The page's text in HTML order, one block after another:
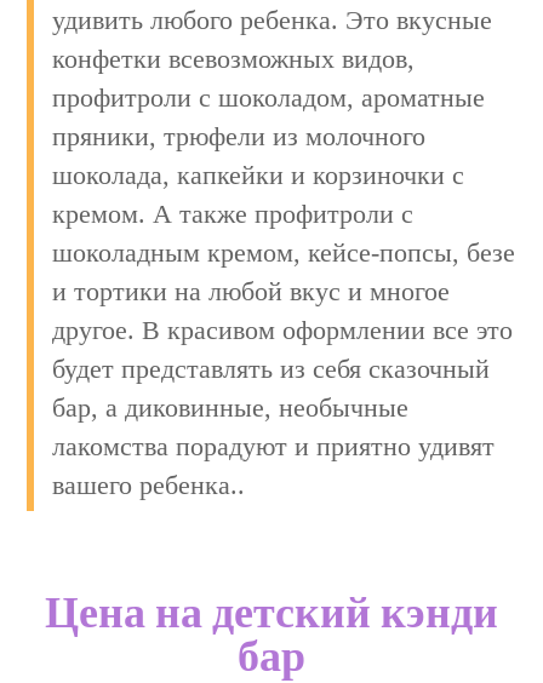
удивить любого ребенка. Это вкусные
конфетки всевозможных видов,
профитроли с шоколадом, ароматные
пряники, трюфели из молочного
шоколада, капкейки и корзиночки с
кремом. А также профитроли с
шоколадным кремом, кейсе-попсы, безе
и тортики на любой вкус и многое
другое. В красивом оформлении все это
будет представлять из себя сказочный
бар, а диковинные, необычные
лакомства порадуют и приятно удивят
вашего ребенка..
Цена на детский кэнди
бар